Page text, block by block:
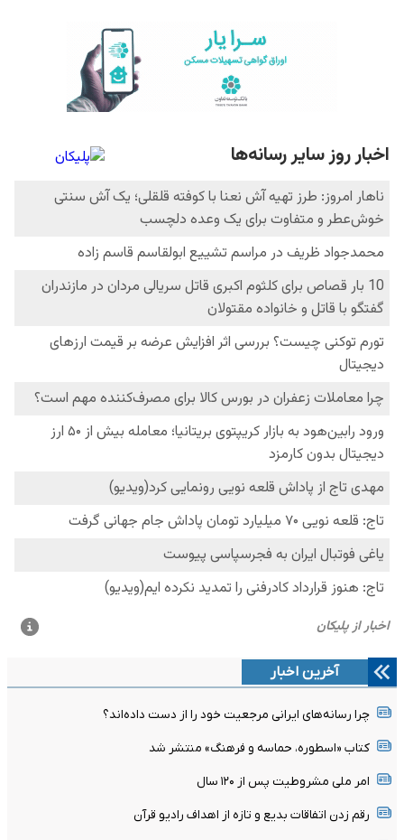
آخرین اخبار
چرا رسانه‌های ایرانی مرجعیت خود را از دست داده‌اند؟
کتاب «اسطوره، حماسه و فرهنگ» منتشر شد
امر ملی مشروطیت پس از ۱۲۰ سال
رقم زدن اتفاقات بدیع و تازه از اهداف رادیو قرآن